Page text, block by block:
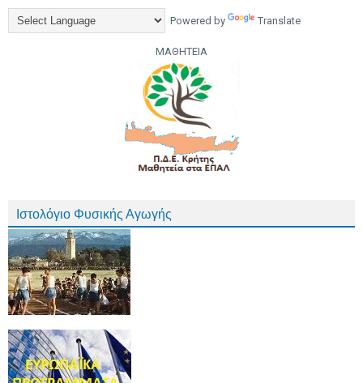
Powered by Translate
ΜΑΘΗΤΕΙΑ
Ιστολόγιο Φυσικής Αγωγής